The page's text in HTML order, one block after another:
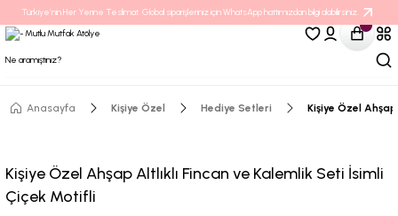
Türkiye’nin Her Yerine Teslimat. Global siparişleriniz için WhatsApp hattımızdan bilgi alabilirsiniz.
Anasayfa Kişiye Özel Hediye Setleri Kişiye Özel
Kişiye Özel Ahşap Altlıklı Fincan ve Kalemlik Seti İsimli
Çiçek Motifli